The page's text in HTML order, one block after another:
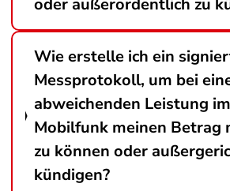
oder außerordentlich zu
Wie erstelle ich ein
Messprotokoll, um bei
abweichenden Leistung im
Mobilfunk meinen Betrag
zu können oder
kündigen?